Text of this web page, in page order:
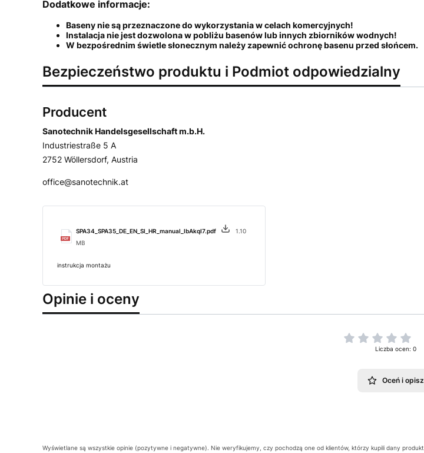
Dodatkowe informacje:
Baseny nie są przeznaczone do wykorzystania w celach komercyjnych!
Instalacja nie jest dozwolona w pobliżu basenów lub innych zbiorników wodnych!
W bezpośrednim świetle słonecznym należy zapewnić ochronę basenu przed słońcem.
Bezpieczeństwo produktu i Podmiot odpowiedzialny
Producent
Sanotechnik Handelsgesellschaft m.b.H.
Industriestraße 5 A
2752 Wöllersdorf, Austria
office@sanotechnik.at
SPA34_SPA35_DE_EN_SI_HR_manual_lbAkqI7.pdf
1.10
MB
instrukcja montażu
Opinie i oceny
Liczba ocen: 0
Oceń i opisz
Wyświetlane są wszystkie opinie (pozytywne i negatywne). Nie weryfikujemy, czy pochodzą one od klientów, którzy kupili dany produkt.